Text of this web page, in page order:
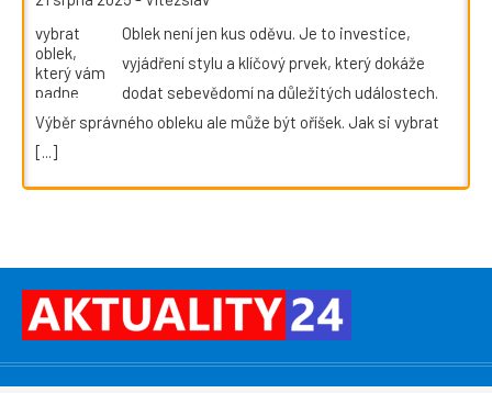
Oblek není jen kus oděvu. Je to investice,
vyjádření stylu a klíčový prvek, který dokáže
dodat sebevědomí na důležitých událostech.
Výběr správného obleku ale může být oříšek. Jak si vybrat
[...]